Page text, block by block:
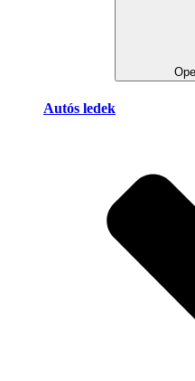
Autós ledek